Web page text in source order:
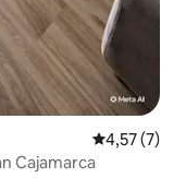
4,57 (7)
Cajamarca